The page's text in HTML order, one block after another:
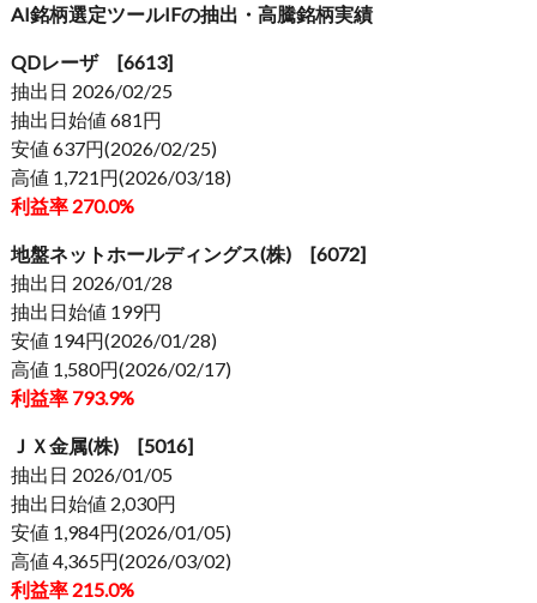
AI銘柄選定ツールIFの抽出・高騰銘柄実績
QDレーザ [6613]
抽出日 2026/02/25
抽出日始値 681円
安値 637円(2026/02/25)
高値 1,721円(2026/03/18)
利益率 270.0%
地盤ネットホールディングス(株) [6072]
抽出日 2026/01/28
抽出日始値 199円
安値 194円(2026/01/28)
高値 1,580円(2026/02/17)
利益率 793.9%
ＪＸ金属(株) [5016]
抽出日 2026/01/05
抽出日始値 2,030円
安値 1,984円(2026/01/05)
高値 4,365円(2026/03/02)
利益率 215.0%